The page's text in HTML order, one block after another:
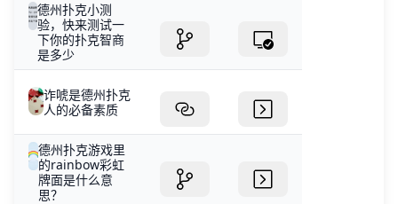
德州扑克小测
验，快来测试一
下你的扑克智商
是多少
诈唬是德州扑克
人的必备素质
德州扑克游戏里
的rainbow彩虹
牌面是什么意
思？